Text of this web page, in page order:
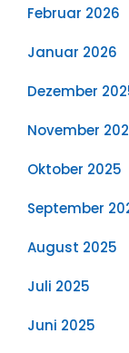
Februar 2026
Januar 2026
Dezember
November
Oktober 2025
September
August 2025
Juli 2025
Juni 2025